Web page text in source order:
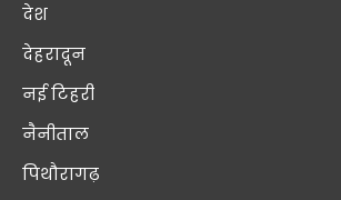
देश
देहरादून
नई टिहरी
नैनीताल
पिथौरागढ़